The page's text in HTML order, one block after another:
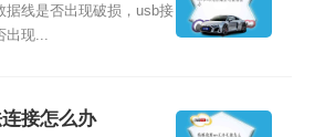
据线是否出现破损，usb接
现...
接怎么办